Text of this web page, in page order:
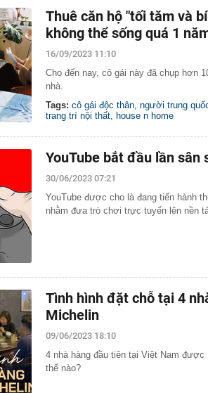
sao nhiều hơn ở nhà, bay hạng thương gia
Cụ bà 70 tuổi có xương trẻ khỏe như phụ nữ 30,
biết bí quyết
Ngôi nhà chứa đựng tâm huyết của NSND Tự Long
Giá vàng vượt 4.300 USD/ounce, chuyên gia dự
Một doanh nghiệp dầu khí đem hơn 42.200 tỷ đồng
Lời khuyên cho những người không rút điện ấm
Thuê căn hộ "tối tăm và
không thể sống quá 1
16/09/2023 11:10
Cho đến nay, cô gái này đã chụp hơn
nhà.
Tags: cô gái độc thân, người trung
trang trí nội thất, house n home
YouTube bắt đầu lần
30/06/2023 07:21
YouTube được cho là đang tiến hành
nhằm đưa trò chơi trực tuyến lên nền
Tình hình đặt chỗ tại 4
Michelin
09/06/2023 18:10
4 nhà hàng đầu tiên tại Việt Nam
thế nào?